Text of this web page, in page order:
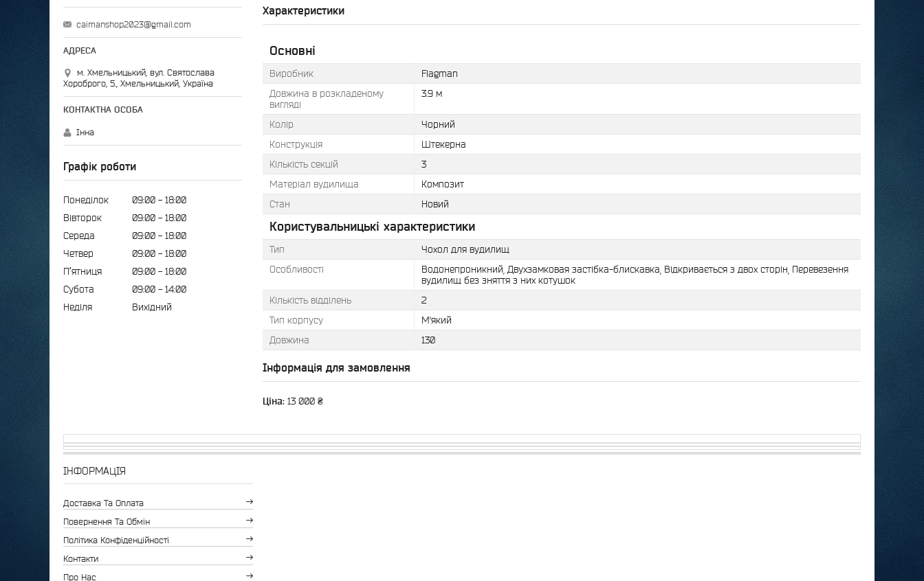
Характеристики
Основні
Виробник
Flagman
Довжина в розкладеному
вигляді
3.9 м
Колір
Чорний
Конструкція
Штекерна
Кількість секцій
3
Матеріал вудилища
Композит
Стан
Новий
Користувальницькі характеристики
Тип
Чохол для вудилищ
Особливості
Водонепроникний, Двухзамковая застібка-блискавка, Відкривається з двох сторін, Перевезення
вудилищ без зняття з них котушок
Кількість відділень
2
Тип корпусу
М'який
Довжина
130
Інформація для замовлення
Ціна: 13 000 ₴
caimanshop2023@gmail.com
м. Хмельницький, вул. Святослава
Хороброго, 5., Хмельницький, Україна
Інна
Графік роботи
Понеділок 09:00
18:00
Вівторок
09:00
18:00
Середа
09:00
18:00
Четвер
09:00
18:00
Пʼятниця
09:00
18:00
Субота
09:00
14:00
Неділя
Вихідний
ІНФОРМАЦІЯ
Доставка Та Оплата
Повернення Та Обмін
Політика Конфіденційності
Контакти
Про Нас